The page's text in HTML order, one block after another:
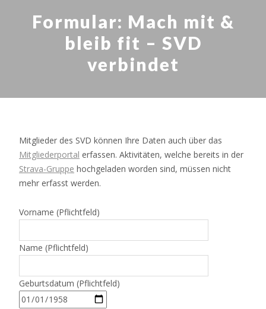
Formular: Mach mit &
bleib fit – SVD
verbindet
Mitglieder des SVD können Ihre Daten auch über das
Mitgliederportal erfassen. Aktivitäten, welche bereits in der
Strava-Gruppe hochgeladen worden sind, müssen nicht
mehr erfasst werden.
Vorname (Pflichtfeld)
Name (Pflichtfeld)
Geburtsdatum (Pflichtfeld)